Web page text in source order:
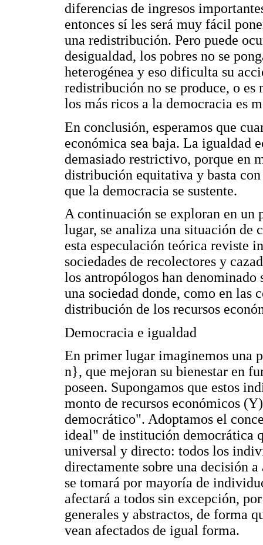
diferencias de ingresos
entonces sí les será muy fácil
una redistribución. Pero puede
desigualdad, los pobres no se
heterogénea y eso dificulta su
redistribución no se produce, o es
los más ricos a la democracia es
En conclusión, esperamos que
económica sea baja. La igualdad
demasiado restrictivo, porque en
distribución equitativa y basta
que la democracia se sustente.
A continuación se exploran en un
lugar, se analiza una situación de
esta especulación teórica reviste
sociedades de recolectores y
los antropólogos han
una sociedad donde, como en las
distribución de los recursos
Democracia e igualdad
En primer lugar imaginemos una
n}, que mejoran su bienestar en
poseen. Supongamos que estos
monto de recursos económicos
democrático". Adoptamos el
ideal" de institución democrática
universal y directo: todos los
directamente sobre una decisión
se tomará por mayoría de
afectará a todos sin excepción,
generales y abstractos, de forma
vean afectados de igual forma.